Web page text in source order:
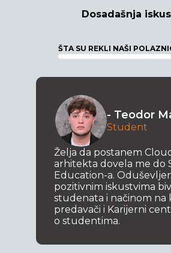
Dosadašnja
ŠTA SU REKLI NAŠI
- Teodor
Student
Želja da postanem
arhitekta dovela me do
Education-a.
pozitivnim iskustvima
studenata i načinom na
predavači i Karijerni
o studentima.